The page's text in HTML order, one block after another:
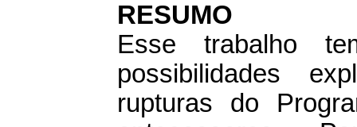
RESUMO
Esse trabalho
possibilidades
rupturas do